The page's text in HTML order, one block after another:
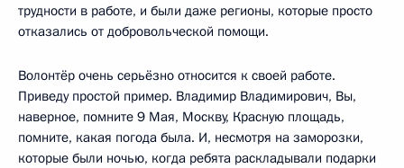
трудности в работе, и были даже регионы, которые просто
отказались от добровольческой помощи.
Волонтёр очень серьёзно относится к своей работе.
Приведу простой пример. Владимир Владимирович, Вы,
наверное, помните 9 Мая, Москву, Красную площадь,
помните, какая погода была. И, несмотря на заморозки,
которые были ночью, когда ребята раскладывали подарки